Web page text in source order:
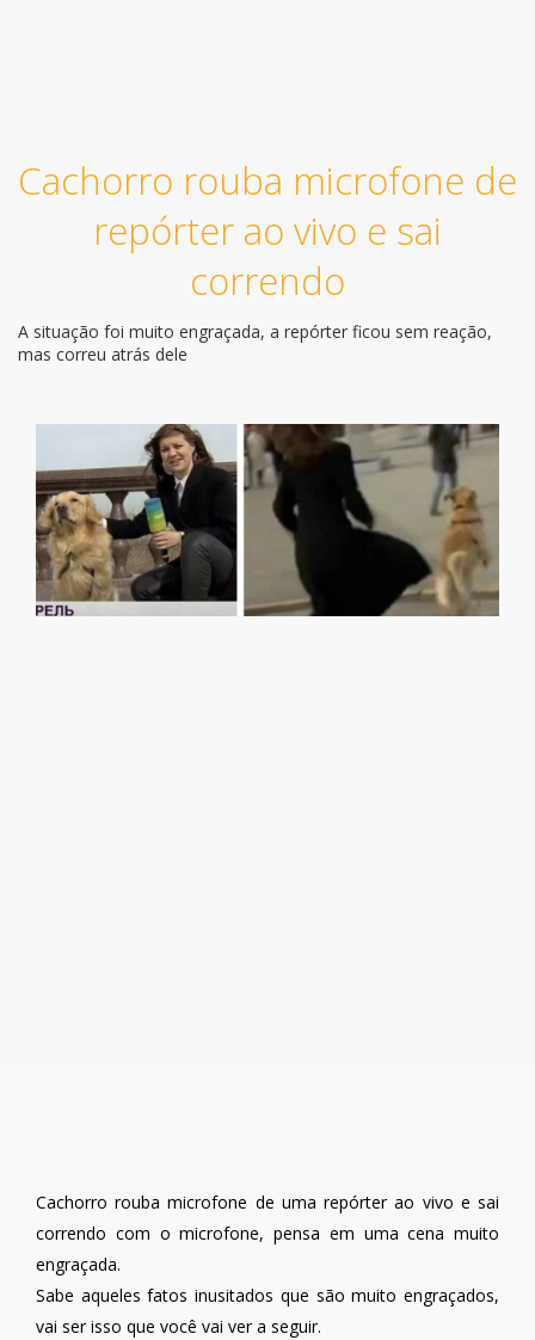
Cachorro rouba microfone de
repórter ao vivo e sai
correndo
A situação foi muito engraçada, a repórter ficou sem reação,
mas correu atrás dele
Cachorro rouba microfone de uma repórter ao vivo e sai
correndo com o microfone, pensa em uma cena muito
engraçada.
Sabe aqueles fatos inusitados que são muito engraçados,
vai ser isso que você vai ver a seguir.